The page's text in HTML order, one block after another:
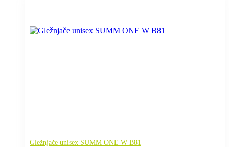
Gležnjače unisex SUMM ONE W B81